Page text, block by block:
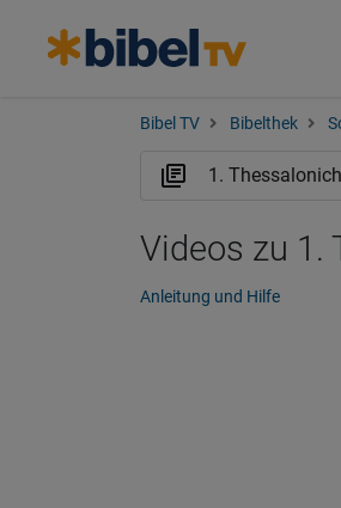
Bibel TV Bibelthek
Videos zu 1.
Anleitung und Hilfe